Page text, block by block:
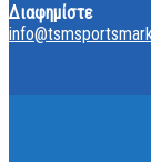
Διαφημίστε